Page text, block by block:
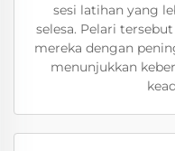
sesi latihan yang
selesa. Pelari
mereka dengan
menunjukkan